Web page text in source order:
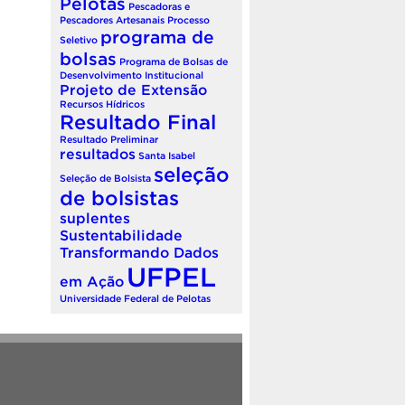
Pescadoras e
Pescadores Artesanais Processo
Seletivo programa de
bolsas Programa de Bolsas de
Desenvolvimento Institucional
Projeto de Extensão
Recursos Hídricos
Resultado Final
Resultado Preliminar
resultados Santa Isabel
Seleção de Bolsista seleção
de bolsistas
suplentes
Sustentabilidade
Transformando Dados
em Ação UFPEL
Universidade Federal de Pelotas